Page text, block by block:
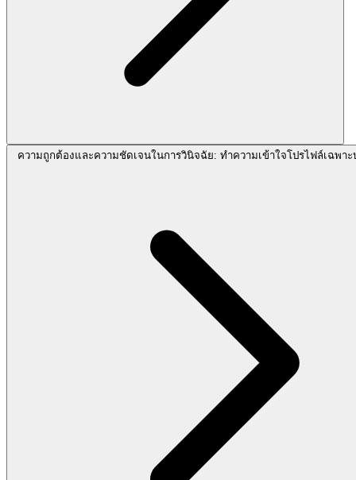
ความถูกต้องและความชัดเจนในการวินิจฉัย: ทำความเข้าใจโปรไฟล์เฉพา